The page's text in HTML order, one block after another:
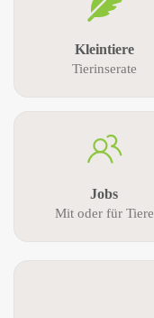
Kleintiere
Tierinserate
Jobs
Mit oder für Tiere